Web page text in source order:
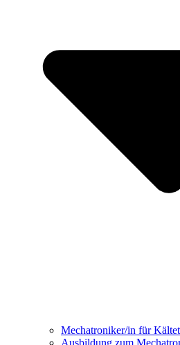
Mechatroniker/in für